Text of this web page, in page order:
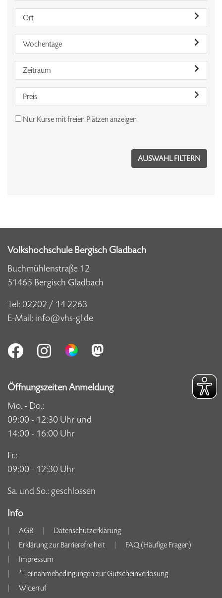
Ort
Wochentage
Zeitraum
Preis
Nur Kurse mit freien Plätzen anzeigen
Volkshochschule Bergisch Gladbach
Buchmühlenstraße 12
51465 Bergisch Gladbach
Tel: 02202 / 14 2263
E-Mail: info@vhs-gl.de
Öffnungszeiten Anmeldung
Mo. - Do.:
09:00 - 12:30 Uhr und
14:00 - 16:00 Uhr
Fr.:
09:00 - 12:30 Uhr
Sa. und So.: geschlossen
Info
AGB
Datenschutzerklärung
Erklärung zur Barrierefreiheit
FAQ (Häufige Fragen)
Impressum
* Teilnahmebedingungen zur Gutscheinverlosung
Widerruf